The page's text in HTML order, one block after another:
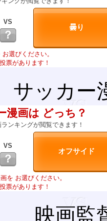
VS
？
選びください。
票があります！
サッカー
漫画は どっち？
ンキングが閲覧できます！
VS
？
を お選びください。
票があります！
映画監